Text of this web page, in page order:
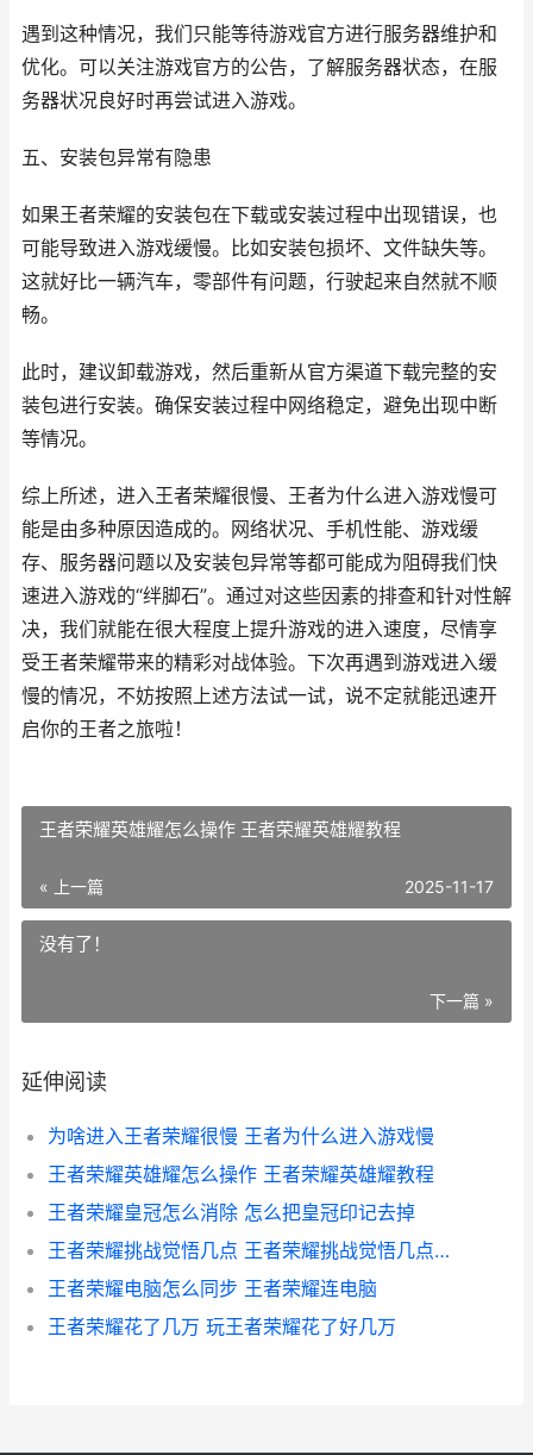
遇到这种情况，我们只能等待游戏官方进行服务器维护和
优化。可以关注游戏官方的公告，了解服务器状态，在服
务器状况良好时再尝试进入游戏。
五、安装包异常有隐患
如果王者荣耀的安装包在下载或安装过程中出现错误，也
可能导致进入游戏缓慢。比如安装包损坏、文件缺失等。
这就好比一辆汽车，零部件有问题，行驶起来自然就不顺
畅。
此时，建议卸载游戏，然后重新从官方渠道下载完整的安
装包进行安装。确保安装过程中网络稳定，避免出现中断
等情况。
综上所述，进入王者荣耀很慢、王者为什么进入游戏慢可
能是由多种原因造成的。网络状况、手机性能、游戏缓
存、服务器问题以及安装包异常等都可能成为阻碍我们快
速进入游戏的“绊脚石”。通过对这些因素的排查和针对性解
决，我们就能在很大程度上提升游戏的进入速度，尽情享
受王者荣耀带来的精彩对战体验。下次再遇到游戏进入缓
慢的情况，不妨按照上述方法试一试，说不定就能迅速开
启你的王者之旅啦！
王者荣耀英雄耀怎么操作 王者荣耀英雄耀教程
« 上一篇 2025-11-17
没有了！
下一篇 »
延伸阅读
为啥进入王者荣耀很慢 王者为什么进入游戏慢
王者荣耀英雄耀怎么操作 王者荣耀英雄耀教程
王者荣耀皇冠怎么消除 怎么把皇冠印记去掉
王者荣耀挑战觉悟几点 王者荣耀挑战觉悟几点刷新
王者荣耀电脑怎么同步 王者荣耀连电脑
王者荣耀花了几万 玩王者荣耀花了好几万